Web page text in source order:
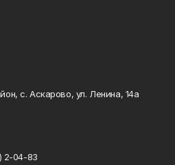
с. Аскарово, ул. Ленина, 14а
2-04-83